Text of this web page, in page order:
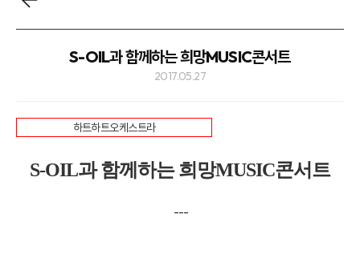
S-OIL과 함께하는 희망MUSIC콘서트
2017.05.27
하트하트오케스트라
S-OIL과 함께하는 희망MUSIC콘서트
---